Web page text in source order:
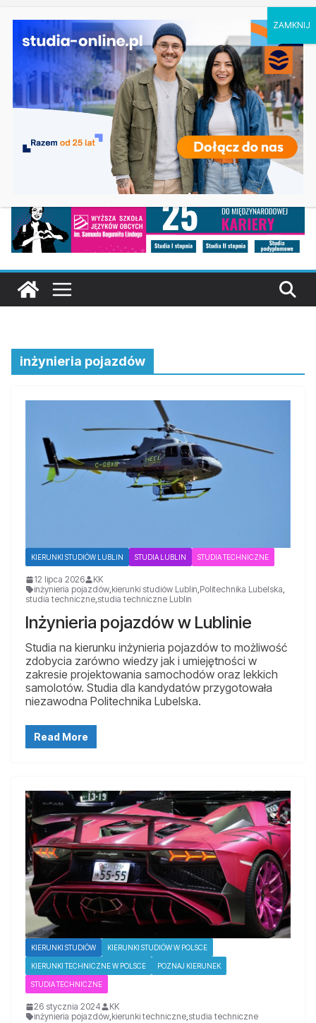
Ostatnie
wpisy:
Oceanotechnika w Szczecinie
Dodatkowa rekrutacja na studia na UJD –
Uniwersytet Jana Długosza w Częstochowie
Biotechnologia – Uniwersytet Przyrodniczy w
Poznaniu
Zarządzanie w turystyce w Katowicach
Turystyka – Uniwersytet Wrocławski
inżynieria pojazdów
KIERUNKI STUDIÓW LUBLIN STUDIA LUBLIN STUDIA TECHNICZNE
12 lipca 2026
KK
inżynieria pojazdów,kierunki studiów Lublin,Politechnika Lubelska,
studia techniczne,studia techniczne Lublin
Inżynieria pojazdów w Lublinie
Studia na kierunku inżynieria pojazdów to możliwość
zdobycia zarówno wiedzy jak i umiejętności w
zakresie projektowania samochodów oraz lekkich
samolotów. Studia dla kandydatów przygotowała
niezawodna Politechnika Lubelska.
Read More
KIERUNKI STUDIÓW KIERUNKI STUDIÓW W POLSCE
KIERUNKI TECHNICZNE W POLSCE POZNAJ KIERUNEK
STUDIA TECHNICZNE
26 stycznia 2024
KK
inżynieria pojazdów,kierunki techniczne,studia techniczne